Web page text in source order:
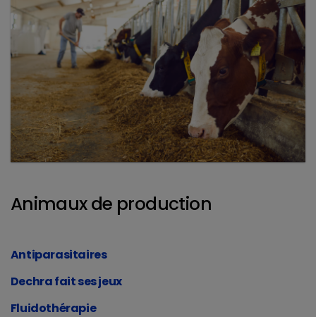
Animaux de production
Antiparasitaires
Dechra fait ses jeux
Fluidothérapie